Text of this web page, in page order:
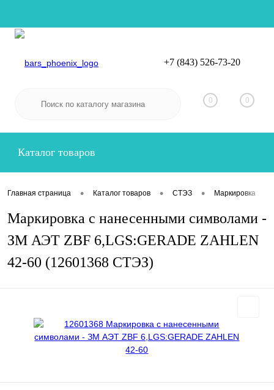
Вход
+7 (843) 526-73-20
0 0
Каталог товаров
Главная страница • Каталог товаров • СТЭЗ • Маркировка
Маркировка с нанесенными символами -
ЗМ АЭТ ZBF 6,LGS:GERADE ZAHLEN
42-60 (12601368 СТЭЗ)